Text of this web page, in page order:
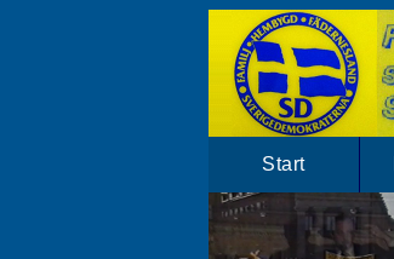
Start